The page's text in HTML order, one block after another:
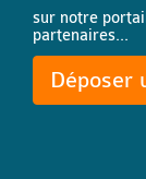
sur notre
partenaires...
Déposer